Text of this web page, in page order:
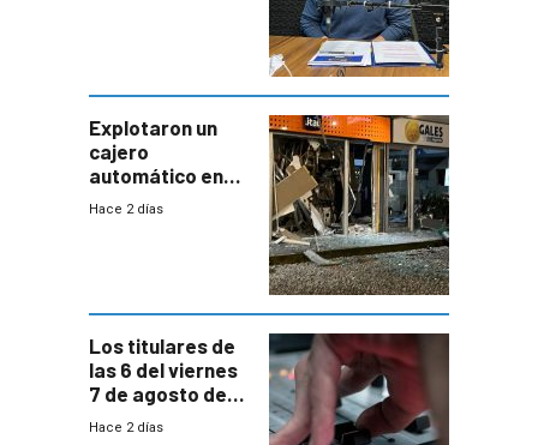
con mayor
miedo”
Explotaron un
cajero
automático en
Parque Miramar;
Hace 2 días
Los titulares de
las 6 del viernes
7 de agosto de
2026
Hace 2 días